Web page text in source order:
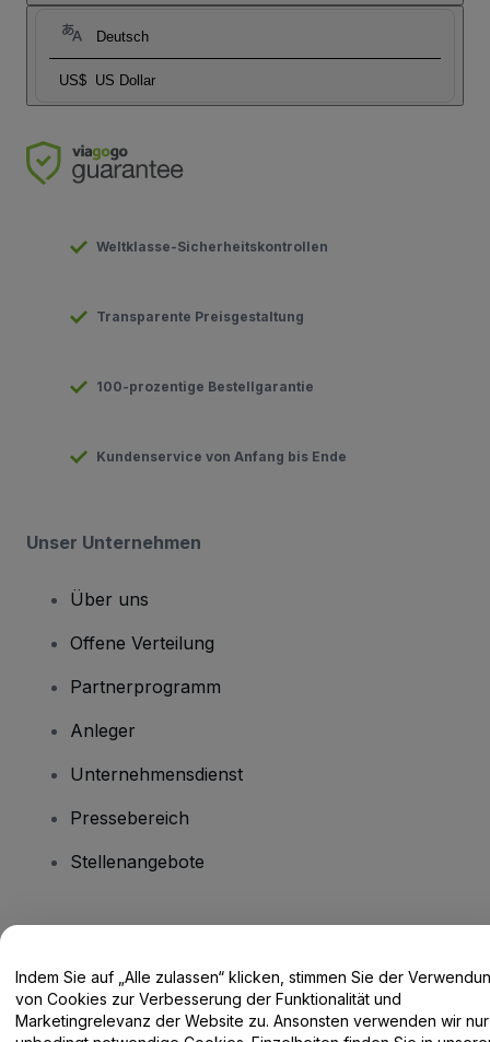
Deutsch
US$ US Dollar
Weltklasse-Sicherheitskontrollen
Transparente Preisgestaltung
100-prozentige Bestellgarantie
Kundenservice von Anfang bis Ende
Unser Unternehmen
Über uns
Offene Verteilung
Partnerprogramm
Anleger
Unternehmensdienst
Pressebereich
Stellenangebote
Hilfe-Center / Kontakt
Indem Sie auf „Alle zulassen“ klicken, stimmen Sie der
von Cookies zur Verbesserung der Funktionalität und
Marketingrelevanz der Website zu. Ansonsten verwenden wir nur